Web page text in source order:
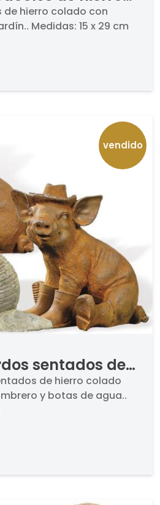
verde para
de hierro colado con
Medidas: 15 x 29 cm
vendido
sentados de
para jardín.
de hierro colado
y botas de agua..